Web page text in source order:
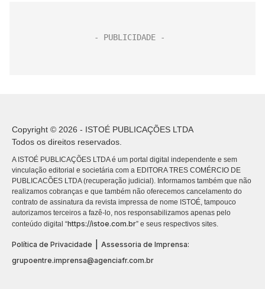
Copyright © 2026 - ISTOÉ PUBLICAÇÕES LTDA
Todos os direitos reservados.
A ISTOÉ PUBLICAÇÕES LTDA é um portal digital independente e sem
vinculação editorial e societária com a EDITORA TRES COMÉRCIO DE
PUBLICACÕES LTDA (recuperação judicial). Informamos também que não
realizamos cobranças e que também não oferecemos cancelamento do
contrato de assinatura da revista impressa de nome ISTOÉ, tampouco
autorizamos terceiros a fazê-lo, nos responsabilizamos apenas pelo
conteúdo digital “https://istoe.com.br” e seus respectivos sites.
Política de Privacidade
Assessoria de Imprensa:
grupoentre.imprensa@agenciafr.com.br